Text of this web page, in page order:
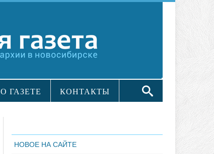
О ГАЗЕТЕ КОНТАКТЫ
НОВОЕ НА САЙТЕ